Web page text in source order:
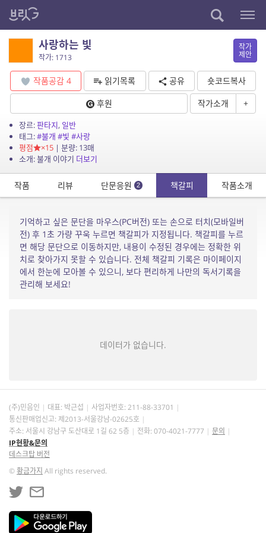
사랑하는 빛
작가: 1713
작가
제안
작품공감 4 읽기목록 공유
숏코드복사
후원
작가소개 +
장르:판타지, 일반
태그:#불개 #빛 #사랑
평점
×15| 분량: 13매
소개: 불개 이야기 더보기
작품 리뷰 단문응원 2 책갈피 작품소개
기억하고 싶은 문단을 마우스(PC버전) 또는 손으로 터치(모바일버
전) 후 1초 가량 꾸욱 누르면 책갈피가 지정됩니다. 책갈피를 누르
면 해당 문단으로 이동하지만, 내용이 수정된 경우에는 정확한 위
치로 찾아가지 못할 수 있습니다. 전체 책갈피 기록은 마이페이지
에서 한눈에 모아볼 수 있으니, 보다 편리하게 나만의 독서기록을
관리해 보세요!
데이터가 없습니다.
(주)민음인 대표: 박근섭 사업자번호: 211-88-33701
통신판매업신고: 제2013-서울강남-02625호
주소: 서울시 강남구 도산대로 1길 62 5층
전화: 070-4021-7777
문의
IP현황&문의
데스크탑 버전
©황금가지 All rights reserved.